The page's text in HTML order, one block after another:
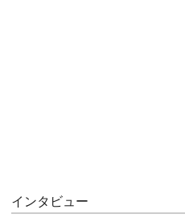
インタビュー